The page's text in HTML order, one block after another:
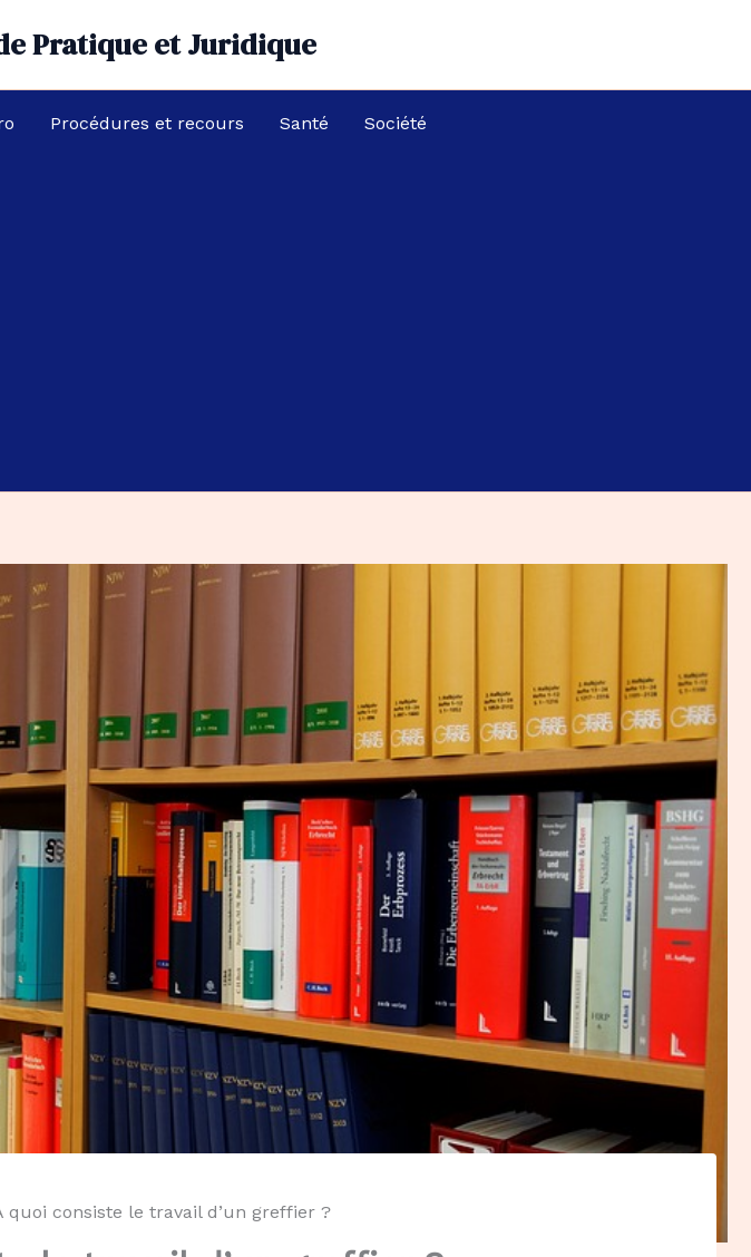
Pratique et Juridique
Procédures et recours Santé Société
quoi consiste le travail d’un greffier ?